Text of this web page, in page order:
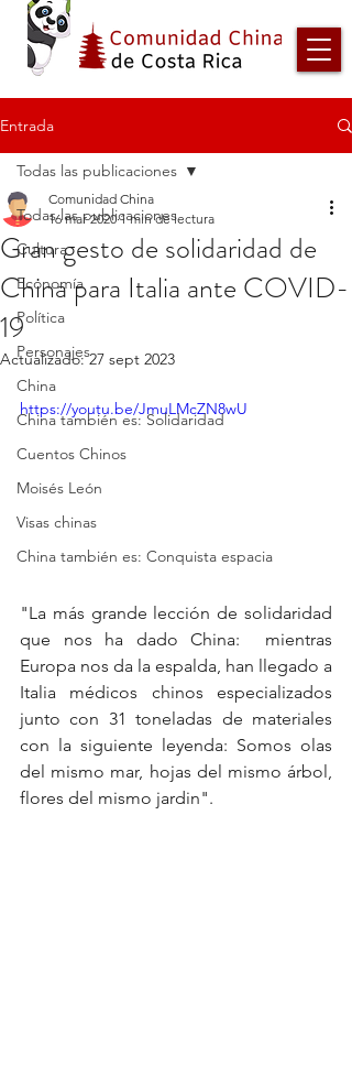
Entrada
Todas las publicaciones
Cultura
Economía
Política
Personajes
China
China también es: Solidaridad
Cuentos Chinos
Moisés León
Visas chinas
China también es: Conquista espacia
Todas las publicaciones
Gran gesto de solidaridad de
China para Italia ante COVID-
19
Comunidad China
16 mar 2020 1 min de lectura
Actualizado:27 sept 2023
https://youtu.be/JmuLMcZN8wU
"La más grande lección de solidaridad
que nos ha dado China:  mientras
Europa nos da la espalda, han llegado a
Italia médicos chinos especializados
junto con 31 toneladas de materiales
con la siguiente leyenda: Somos olas
del mismo mar, hojas del mismo árbol,
flores del mismo jardin".